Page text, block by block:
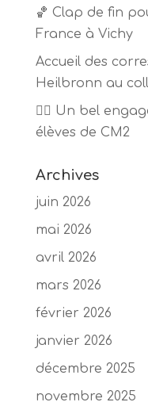
🏀 Clap de fin
France à Vichy
Accueil des
Heilbronn au
🏃‍♂️ Un bel
élèves de CM2
Archives
juin 2026
mai 2026
avril 2026
mars 2026
février 2026
janvier 2026
décembre 2025
novembre 2025